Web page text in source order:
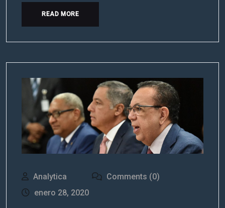
READ MORE
Analytica
Comments (0)
enero 28, 2020